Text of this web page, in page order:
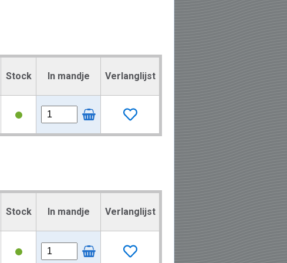
Stock In mandje Verlanglijst
Stock In mandje Verlanglijst